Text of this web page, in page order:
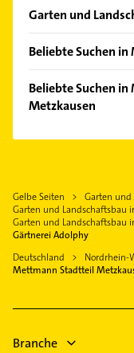
Garten und
Wülfrath
Heiligenhaus
Ratingen
Düsseldorf
Solingen
Wuppertal
Beliebte Suchen
Klempner
Gasinstallateur
Allgemeinarzt
Arzt
Phoniatrie
Logopädie
Beliebte Suchen
Metzkausen
Immobilien
Immobilienmakler
Elektroinstallation
Elektriker
Bauunternehmen
Putzfrau
Gelbe Seiten
Garten und
Garten und Landschaftsbau
Garten und Landschaftsbau
Gärtnerei Adolphy
Deutschland
Nordrhein-
Mettmann Stadtteil
Branche